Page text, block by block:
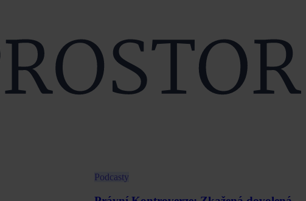
Podcasty